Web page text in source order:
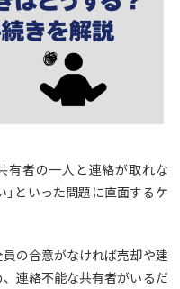
有者の一人と連絡が取れな
」といった問題に直面するケ
の合意がなければ売却や建
連絡不能な共有者がいるだ